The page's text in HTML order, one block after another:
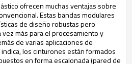
ofrecen muchas ventajas sobre
Estas bandas modulares
de diseño robustas pero
más para el procesamiento y
de varias aplicaciones de
los cinturones están formados
en forma escalonada (pared de